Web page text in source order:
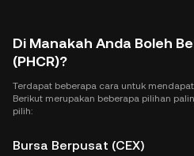
Di Manakah Anda Boleh
(PHCR)?
Terdapat beberapa cara untuk
Berikut merupakan beberapa pilihan
pilih:
Bursa Berpusat (CEX)